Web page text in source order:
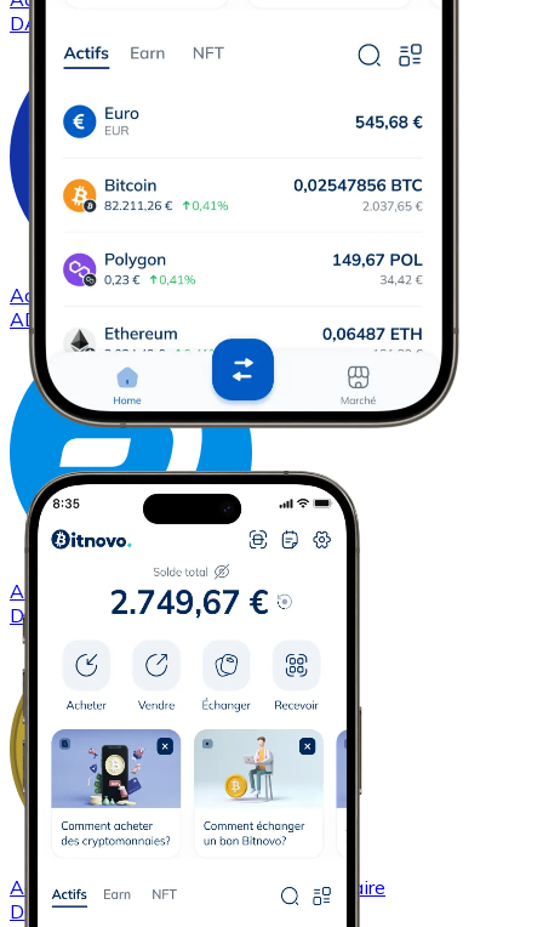
DAI
Acheter
ADA
Acheter Dash avec virement bancaire
DASH
Acheter Dogecoinavec virement bancaire
DOGE